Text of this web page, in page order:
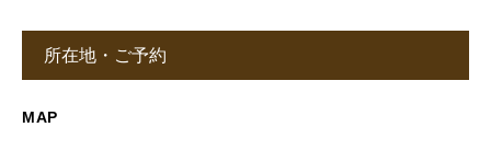
所在地・ご予約
MAP